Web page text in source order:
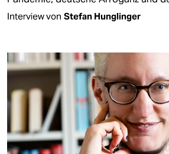
Interview von Stefan Hunglinger